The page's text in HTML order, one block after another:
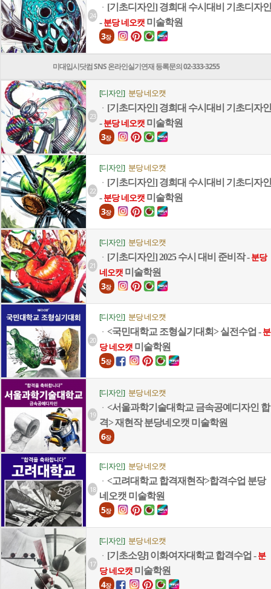
24
ㆍ [기초디자인] 경희대 수시대비 기초디자인
- 분당 네오캣 미술학원
3장
미대입시닷컴 SNS 온라인실기연재 등록문의 02-333-3255
23
[디자인] 분당 네오캣
ㆍ [기초디자인] 경희대 수시대비 기초디자인
- 분당 네오캣 미술학원
3장
22
[디자인] 분당 네오캣
ㆍ [기초디자인] 경희대 수시대비 기초디자인
- 분당 네오캣 미술학원
3장
21
[디자인] 분당 네오캣
ㆍ [기초디자인] 2025 수시 대비 준비작 - 분당
네오캣 미술학원
3장
20
[디자인] 분당 네오캣
ㆍ <국민대학교 조형실기대회> 실전수업 - 분
당 네오캣 미술학원
5장
19
[디자인] 분당 네오캣
ㆍ <서울과학기술대학교 금속공예디자인 합
격> 재현작 분당네오캣 미술학원
6장
18
[디자인] 분당 네오캣
ㆍ <고려대학교 합격재현작>합격수업 분당
네오캣 미술학원
5장
17
[디자인] 분당 네오캣
ㆍ [기초소양] 이화여자대학교 합격수업 - 분
당 네오캣 미술학원
4장